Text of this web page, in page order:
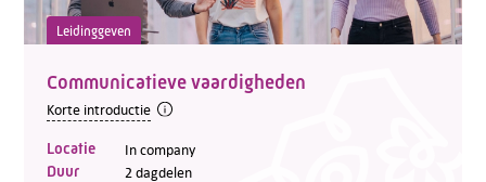
Leidinggeven
Communicatieve vaardigheden
Korte introductie
Locatie In company
Duur 2 dagdelen